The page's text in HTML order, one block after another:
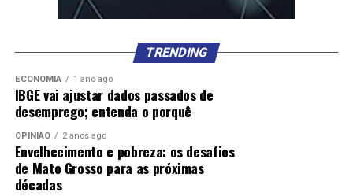
TRENDING
ECONOMIA 1 ano ago
IBGE vai ajustar dados passados de
desemprego; entenda o porquê
OPINIÃO 2 anos ago
Envelhecimento e pobreza: os desafios
de Mato Grosso para as próximas
décadas